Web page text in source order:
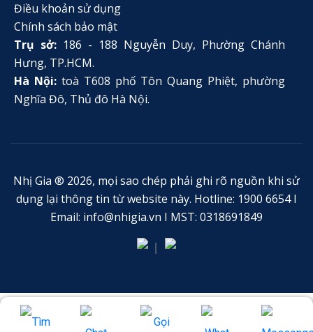
Điều khoản sử dụng
Chính sách bảo mật
Trụ sở: 186 - 188 Nguyễn Duy, Phường Chánh
Hưng, TP.HCM.
Hà Nội:toà T608 phố Tôn Quang Phiệt, phường
Nghĩa Đô, Thủ đô Hà Nội.
Nhị Gia ® 2026, mọi sao chép phải ghi rõ nguồn khi sử
dụng lại thông tin từ website này. Hotline: 1900 6654 I
Email: info@nhigia.vn I MST: 0318691849